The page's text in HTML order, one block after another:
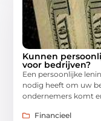
Kunnen
voor bedrijven?
Een persoonlijke
nodig heeft om uw
ondernemers komt
Financieel